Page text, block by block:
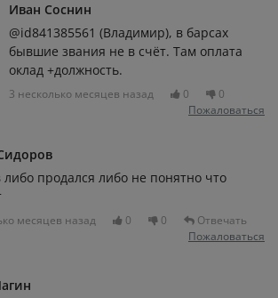
Иван Соснин
@id841385561 (Владимир), в барсах
бывшие звания не в счёт. Там оплата
оклад +должность.
3 несколько месяцев назад 0
0
Пожаловаться
либо продался либо не понятно что
месяцев назад 0 0
Отвечать
Пожаловаться